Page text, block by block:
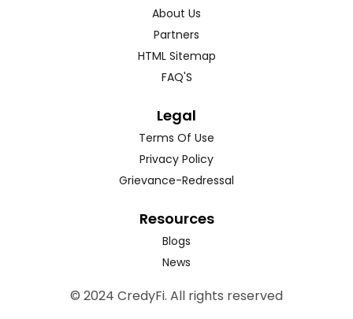
About Us
Partners
HTML Sitemap
FAQ'S
Legal
Terms Of Use
Privacy Policy
Grievance-Redressal
Resources
Blogs
News
© 2024 CredyFi. All rights reserved